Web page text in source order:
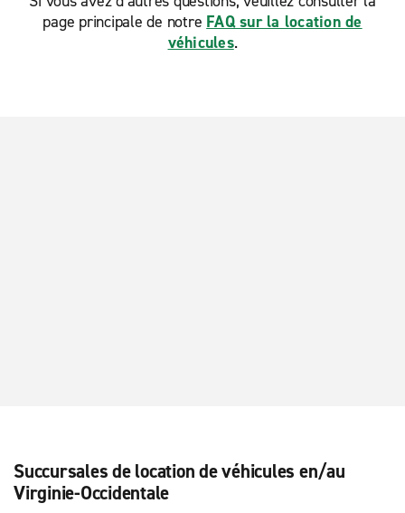
page principale de notre FAQ sur la location de
véhicules.
Succursales de location de véhicules en/au
Virginie-Occidentale